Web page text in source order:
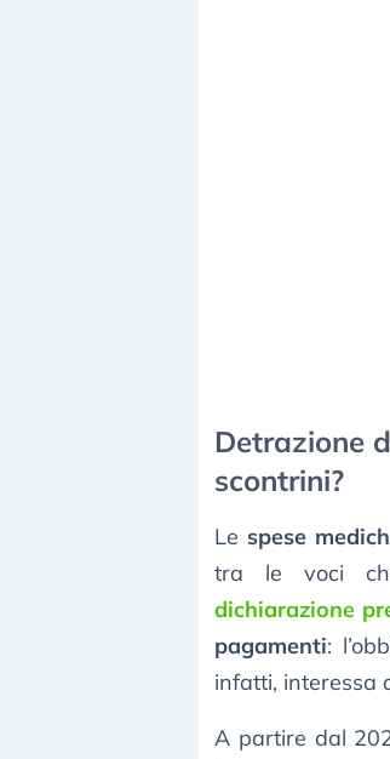
Detrazione
scontrini?
Le spese
tra le voci
dichiarazione
pagamenti:
infatti, interessa
A partire dal